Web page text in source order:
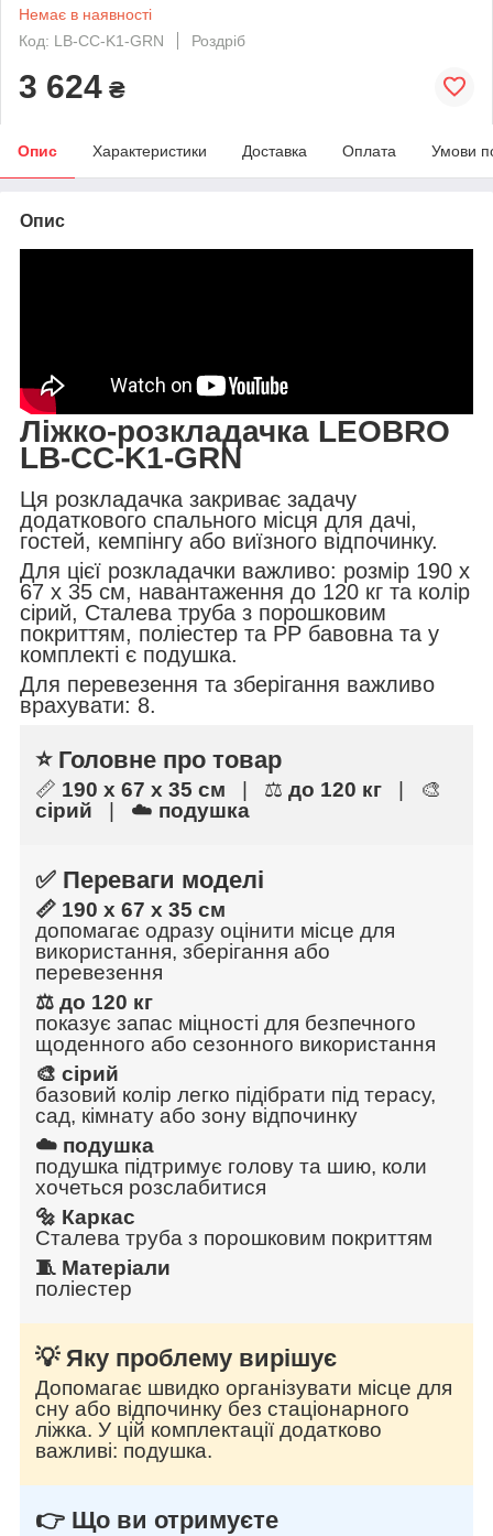
Немає в наявності
Код: LB-CC-K1-GRN
Роздріб
3 624 ₴
Опис Характеристики Доставка Оплата Умови
Опис
Ліжко-розкладачка LEOBRO
LB-CC-K1-GRN
Ця розкладачка закриває задачу
додаткового спального місця для дачі,
гостей, кемпінгу або виїзного відпочинку.
Для цієї розкладачки важливо: розмір 190 х
67 х 35 см, навантаження до 120 кг та колір
сірий, Сталева труба з порошковим
покриттям, поліестер та PP бавовна та у
комплекті є подушка.
Для перевезення та зберігання важливо
врахувати: 8.
⭐ Головне про товар
📏 190 х 67 х 35 см | ⚖️ до 120 кг | 🎨
сірий | ☁️ подушка
✅ Переваги моделі
📏 190 х 67 х 35 см
допомагає одразу оцінити місце для
використання, зберігання або
перевезення
⚖️ до 120 кг
показує запас міцності для безпечного
щоденного або сезонного використання
🎨 сірий
базовий колір легко підібрати під терасу,
сад, кімнату або зону відпочинку
☁️ подушка
подушка підтримує голову та шию, коли
хочеться розслабитися
🔩 Каркас
Сталева труба з порошковим покриттям
🧵 Матеріали
поліестер
💡 Яку проблему вирішує
Допомагає швидко організувати місце для
сну або відпочинку без стаціонарного
ліжка. У цій комплектації додатково
важливі: подушка.
👉 Що ви отримуєте